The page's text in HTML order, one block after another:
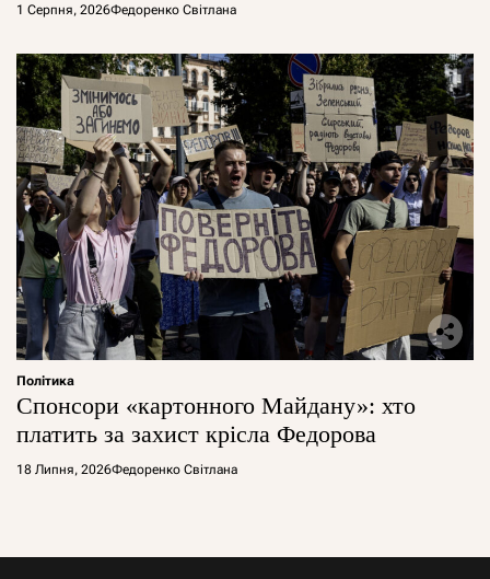
1 Серпня, 2026Федоренко Світлана
Політика
Спонсори «картонного Майдану»: хто
платить за захист крісла Федорова
18 Липня, 2026Федоренко Світлана